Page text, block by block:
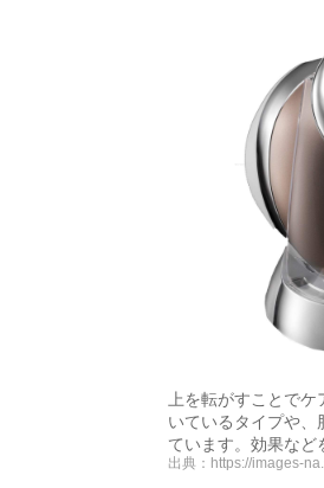
上を転がすことでケ
いているタイプや
ています。効果など
出典： https://images-